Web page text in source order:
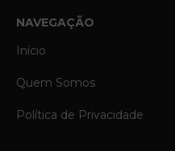
NAVEGAÇÃO
Início
Quem Somos
Política de Privacidade